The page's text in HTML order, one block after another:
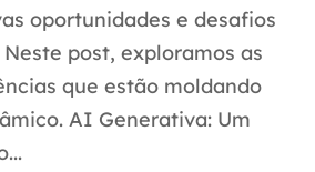
em decisão
oportunidades e desafios
post, exploramos as
que estão moldando
AI Generativa: Um